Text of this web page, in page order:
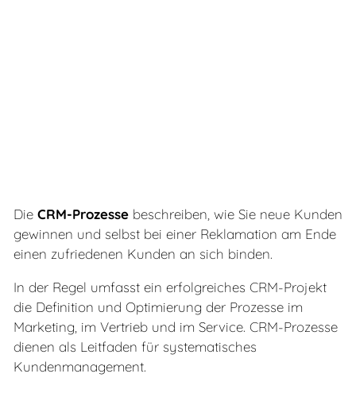
Die CRM-Prozesse beschreiben, wie Sie neue Kunden
gewinnen und selbst bei einer Reklamation am Ende
einen zufriedenen Kunden an sich binden.
In der Regel umfasst ein erfolgreiches CRM-Projekt
die Definition und Optimierung der Prozesse im
Marketing, im Vertrieb und im Service. CRM-Prozesse
dienen als Leitfaden für systematisches
Kundenmanagement.